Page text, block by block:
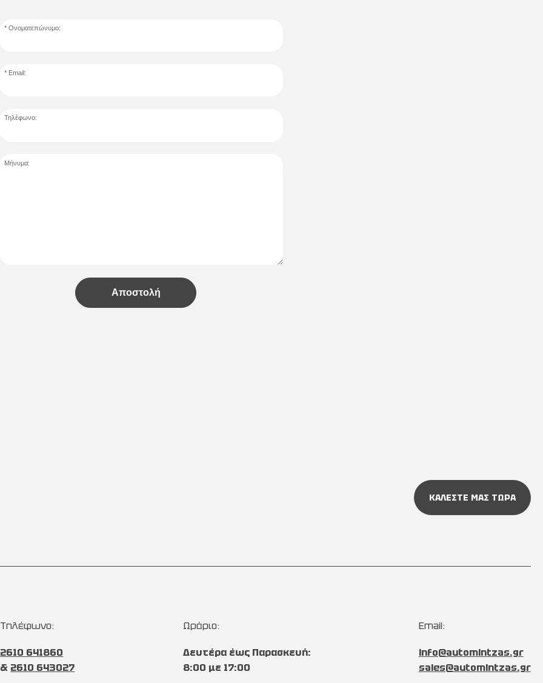
Ονοματεπώνυμο:
Email:
Τηλέφωνο:
Μήνυμα:
Αποστολή
ΚΑΛΕΣΤΕ ΜΑΣ ΤΩΡΑ
Τηλέφωνο:
2610 641860
& 2610 643027
Ωράριο:
Δευτέρα έως Παρασκευή:
8:00 με 17:00
Email:
info@automintzas.gr
sales@automintzas.gr